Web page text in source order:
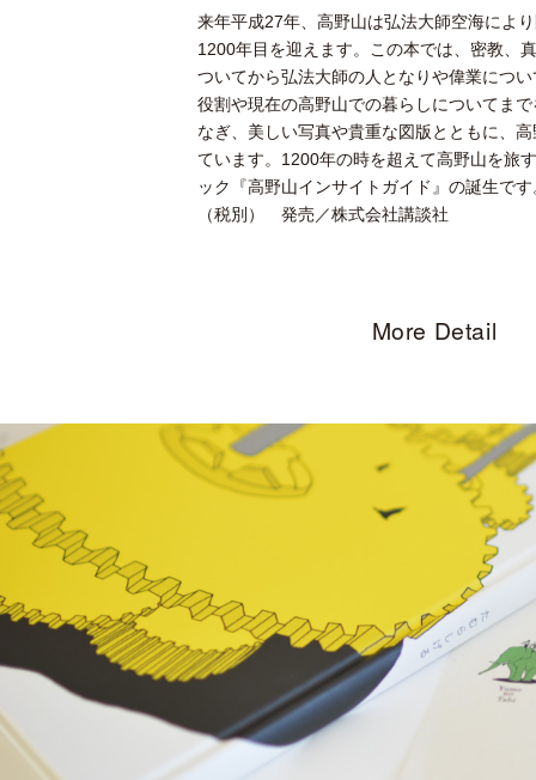
来年平成27年、高野山は弘法大師空海によ
1200年目を迎えます。この本では、密教、
ついてから弘法大師の人となりや偉業につ
役割や現在の高野山での暮らしについてま
なぎ、美しい写真や貴重な図版とともに、
ています。1200年の時を超えて高野山を旅
ック『高野山インサイトガイド』の誕生で
（税別） 発売／株式会社講談社
More Detail